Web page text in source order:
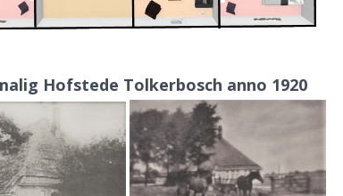
Hofstede Tolkerbosch anno 1920